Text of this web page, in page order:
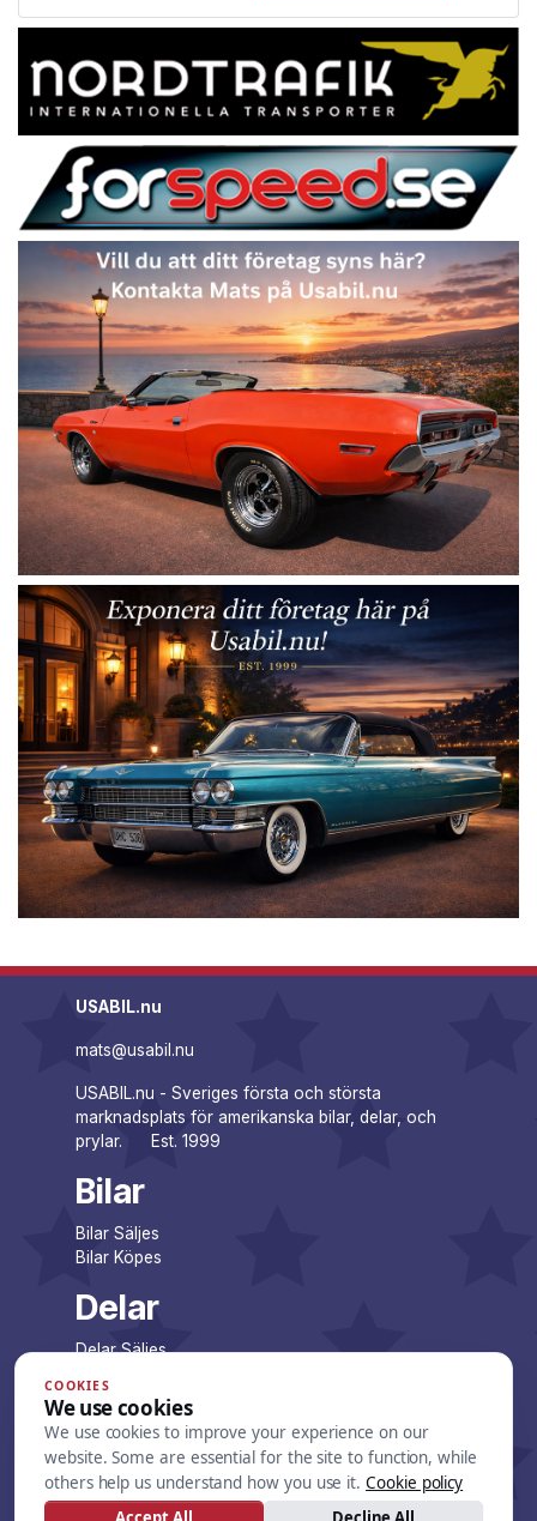
USABIL.nu
mats@usabil.nu
USABIL.nu - Sveriges första och största
marknadsplats för amerikanska bilar, delar, och
prylar. Est. 1999
Bilar
Bilar Säljes
Bilar Köpes
Delar
Delar Säljes
Företag
Företagsannonser
Lista dina annonser
COOKIES
We use cookies
We use cookies to improve your experience on our
website. Some are essential for the site to function, while
others help us understand how you use it. Cookie policy